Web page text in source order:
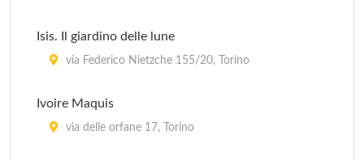
Isis. Il giardino delle lune
via Federico Nietzche 155/20, Torino
Ivoire Maquis
via delle orfane 17, Torino